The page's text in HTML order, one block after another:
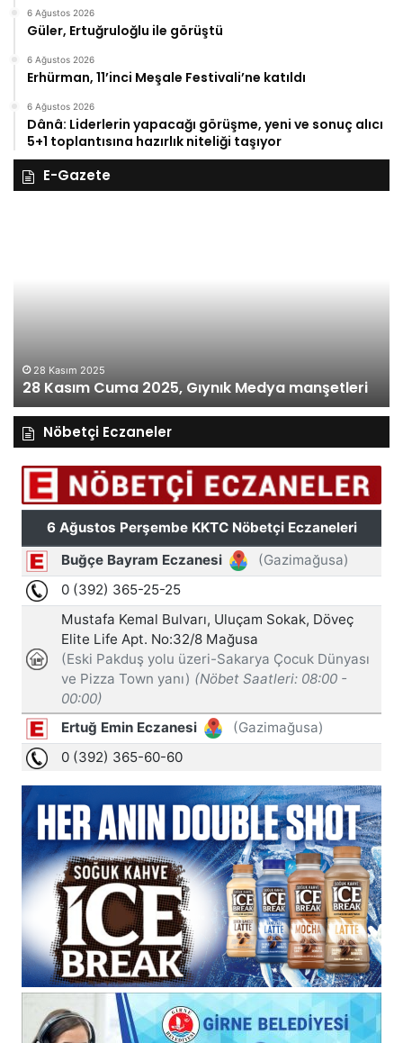
6 Ağustos 2026
Güler, Ertuğruloğlu ile görüştü
6 Ağustos 2026
Erhürman, 11’inci Meşale Festivali’ne katıldı
6 Ağustos 2026
Dânâ: Liderlerin yapacağı görüşme, yeni ve sonuç alıcı
5+1 toplantısına hazırlık niteliği taşıyor
E-Gazete
28 Kasım 2025
28 Kasım Cuma 2025, Gıynık Medya manşetleri
Nöbetçi Eczaneler